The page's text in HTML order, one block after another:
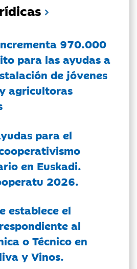
970.000
para las ayudas a
de jóvenes
agricultoras
para el
en Euskadi.
2026.
establece el
al
o Técnico en
y Vinos.